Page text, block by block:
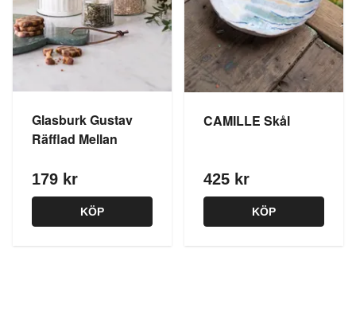
Glasburk Gustav
Räfflad Mellan
179 kr
KÖP
CAMILLE Skål
425 kr
KÖP